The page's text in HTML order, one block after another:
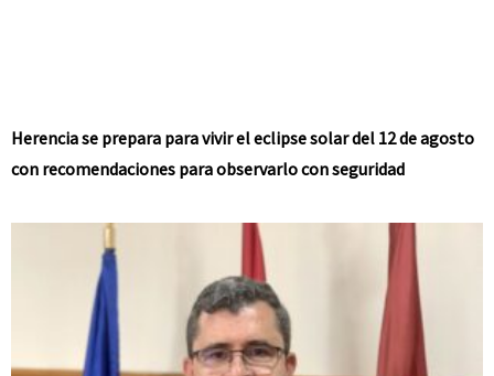
Herencia se prepara para vivir el eclipse solar del 12 de agosto
con recomendaciones para observarlo con seguridad